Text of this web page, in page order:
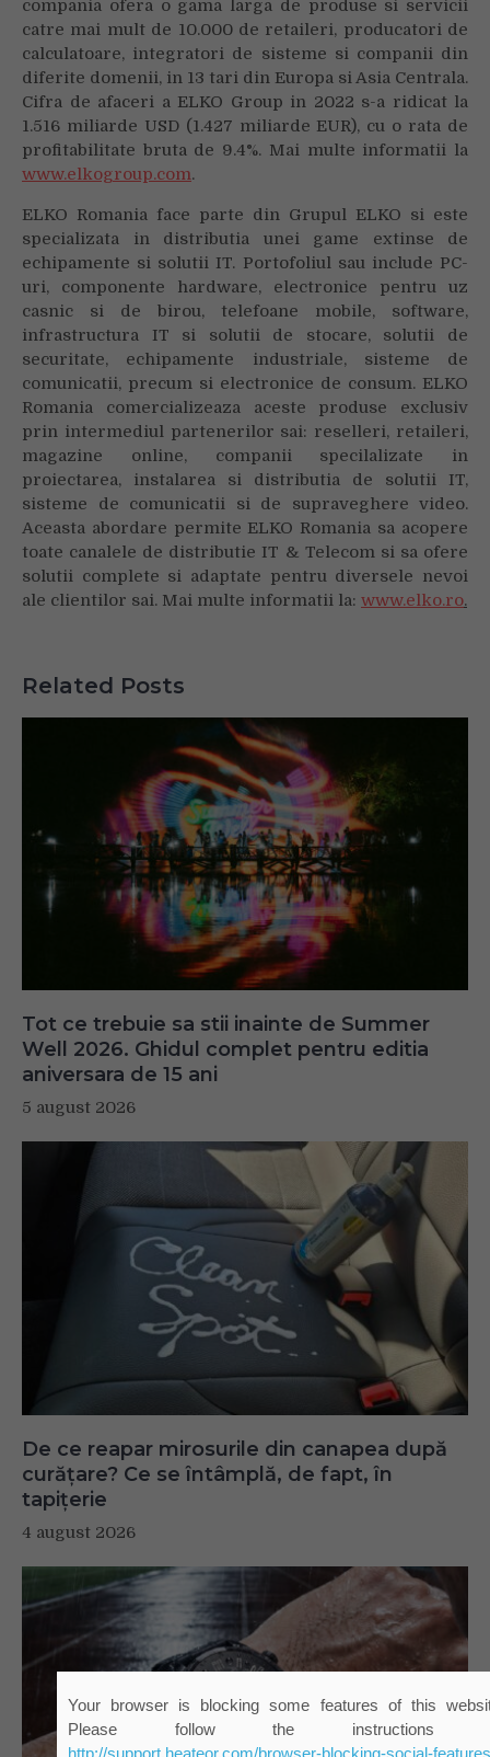
compania ofera o gama larga de produse si servicii
catre mai mult de 10.000 de retaileri, producatori de
calculatoare, integratori de sisteme si companii din
diferite domenii, in 13 tari din Europa si Asia Centrala.
Cifra de afaceri a ELKO Group in 2022 s-a ridicat la
1.516 miliarde USD (1.427 miliarde EUR), cu o rata de
profitabilitate bruta de 9.4%. Mai multe informatii la
www.elkogroup.com.
ELKO Romania face parte din Grupul ELKO si este
specializata in distributia unei game extinse de
echipamente si solutii IT. Portofoliul sau include PC-
uri, componente hardware, electronice pentru uz
casnic si de birou, telefoane mobile, software,
infrastructura IT si solutii de stocare, solutii de
securitate, echipamente industriale, sisteme de
comunicatii, precum si electronice de consum. ELKO
Romania comercializeaza aceste produse exclusiv
prin intermediul partenerilor sai: reselleri, retaileri,
magazine online, companii specilalizate in
proiectarea, instalarea si distributia de solutii IT,
sisteme de comunicatii si de supraveghere video.
Aceasta abordare permite ELKO Romania sa acopere
toate canalele de distributie IT & Telecom si sa ofere
solutii complete si adaptate pentru diversele nevoi
ale clientilor sai. Mai multe informatii la: www.elko.ro.
Related Posts
Tot ce trebuie sa stii inainte de Summer
Well 2026. Ghidul complet pentru editia
aniversara de 15 ani
5 august 2026
De ce reapar mirosurile din canapea după
curățare? Ce se întâmplă, de fapt, în
tapițerie
4 august 2026
Your browser is blocking some features of this
website. Please follow the instructions at
features/
to unblock these.